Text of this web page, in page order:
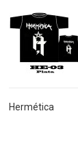
Hermética